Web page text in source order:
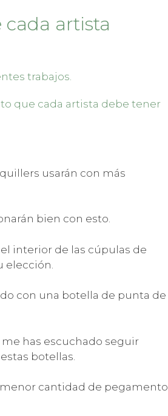
artista
trabajos.
que cada artista debe tener
usarán con más
bien con esto.
interior de las cúpulas de
elección.
con una botella de punta de
has escuchado seguir
botellas.
cantidad de pegamento